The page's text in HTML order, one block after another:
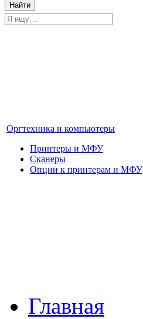
Найти
Оргтехника и компьютеры
Принтеры и МФУ
Сканеры
Опции к принтерам и МФУ
Главная